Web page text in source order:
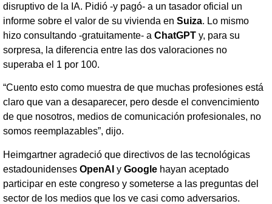
disruptivo de la IA. Pidió -y pagó- a un tasador oficial un
informe sobre el valor de su vivienda en Suiza. Lo mismo
hizo consultando -gratuitamente- a ChatGPT y, para su
sorpresa, la diferencia entre las dos valoraciones no
superaba el 1 por 100.
“Cuento esto como muestra de que muchas profesiones está
claro que van a desaparecer, pero desde el convencimiento
de que nosotros, medios de comunicación profesionales, no
somos reemplazables”, dijo.
Heimgartner agradeció que directivos de las tecnológicas
estadounidenses OpenAI y Google hayan aceptado
participar en este congreso y someterse a las preguntas del
sector de los medios que los ve casi como adversarios.